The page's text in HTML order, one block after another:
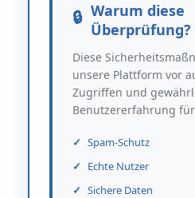
Warum diese
Überprüfung?
Diese
unsere Plattform vor
Zugriffen und
Benutzererfahrung
Spam-Schutz
Echte Nutzer
Sichere Daten